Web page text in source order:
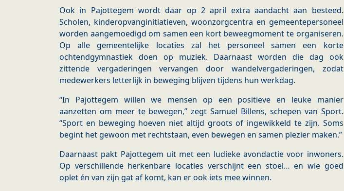
Ook in Pajottegem wordt daar op 2 april extra aandacht aan besteed.
Scholen, kinderopvanginitiatieven, woonzorgcentra en gemeentepersoneel
worden aangemoedigd om samen een kort beweegmoment te organiseren.
Op alle gemeentelijke locaties zal het personeel samen een korte
ochtendgymnastiek doen op muziek. Daarnaast worden die dag ook
zittende vergaderingen vervangen door wandelvergaderingen, zodat
medewerkers letterlijk in beweging blijven tijdens hun werkdag.
“In Pajottegem willen we mensen op een positieve en leuke manier
aanzetten om meer te bewegen,” zegt Samuel Billens, schepen van Sport.
“Sport en beweging hoeven niet altijd groots of ingewikkeld te zijn. Soms
begint het gewoon met rechtstaan, even bewegen en samen plezier maken.”
Daarnaast pakt Pajottegem uit met een ludieke avondactie voor inwoners.
Op verschillende herkenbare locaties verschijnt een stoel… en wie goed
oplet én van zijn gat af komt, kan er ook iets mee winnen.